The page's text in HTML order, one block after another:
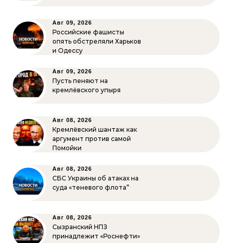
Авг 09, 2026
Российские фашисты
опять обстреляли Харьков
и Одессу
Авг 09, 2026
Пусть пеняют на
кремлёвского упыря
Авг 08, 2026
Кремлёвский шантаж как
аргумент против самой
Помойки
Авг 08, 2026
СБС Украины об атаках на
суда «теневого флота”
Авг 08, 2026
Сызранский НПЗ
принадлежит «Роснефти»